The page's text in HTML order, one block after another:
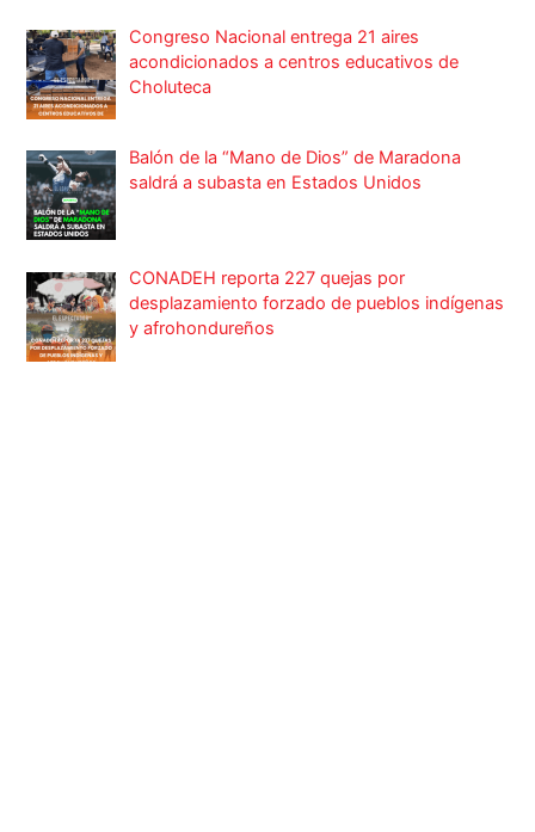
Congreso Nacional entrega 21 aires
acondicionados a centros educativos de
Choluteca
Balón de la “Mano de Dios” de Maradona
saldrá a subasta en Estados Unidos
CONADEH reporta 227 quejas por
desplazamiento forzado de pueblos indígenas
y afrohondureños